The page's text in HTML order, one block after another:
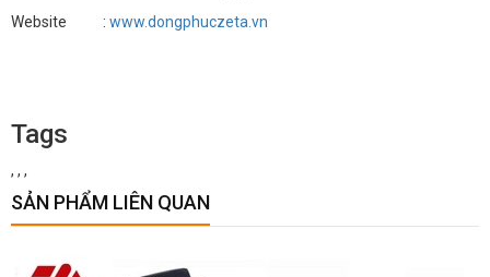
Website : www.dongphuczeta.vn
Tags
, , ,
SẢN PHẨM LIÊN QUAN